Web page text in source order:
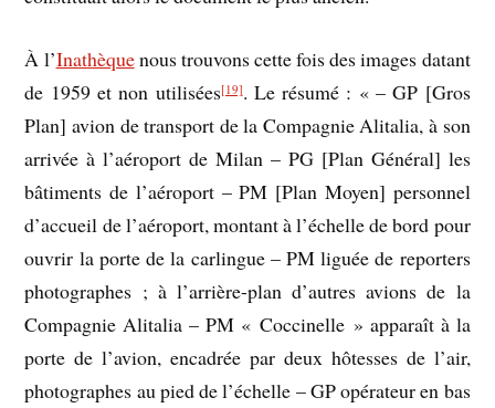
À l’Inathèquenous trouvons cette fois des images datant
de 1959 et non utilisées[19]. Le résumé : « – GP [Gros
Plan] avion de transport de la Compagnie Alitalia, à son
arrivée à l’aéroport de Milan – PG [Plan Général] les
bâtiments de l’aéroport – PM [Plan Moyen] personnel
d’accueil de l’aéroport, montant à l’échelle de bord pour
ouvrir la porte de la carlingue – PM liguée de reporters
photographes ; à l’arrière-plan d’autres avions de la
Compagnie Alitalia – PM « Coccinelle » apparaît à la
porte de l’avion, encadrée par deux hôtesses de l’air,
photographes au pied de l’échelle – GP opérateur en bas